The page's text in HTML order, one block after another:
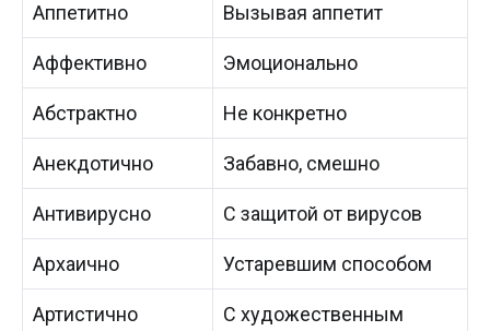
Аппетитно Вызывая аппетит
Аффективно Эмоционально
Абстрактно Не конкретно
Анекдотично Забавно, смешно
Антивирусно С защитой от вирусов
Архаично Устаревшим способом
Артистично
С художественным